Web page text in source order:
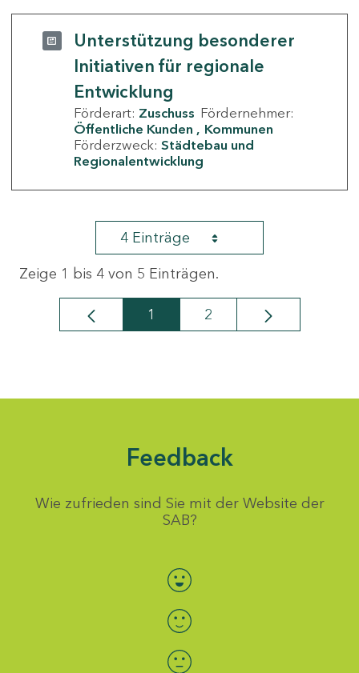
Unterstützung besonderer
Initiativen für regionale
Entwicklung
Förderart: Zuschuss Fördernehmer:
Öffentliche Kunden
Kommunen
Förderzweck: Städtebau und
Regionalentwicklung
4 Einträge
Zeige 1 bis 4 von 5 Einträgen.
Seite
1 Seite
2
Feedback
Wie zufrieden sind Sie mit der Website der
SAB?
Bewertung auswählen